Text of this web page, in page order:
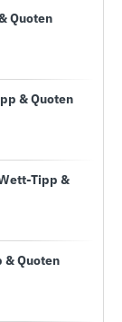
Quoten
& Quoten
Tipp &
& Quoten